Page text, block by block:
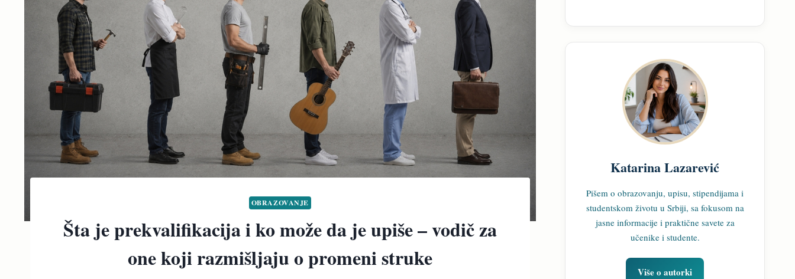
OBRAZOVANJE
Šta je prekvalifikacija i ko može da je upiše – vodič za
one koji razmišljaju o promeni struke
Katarina Lazarević
Pišem o obrazovanju, upisu, stipendijama i
studentskom životu u Srbiji, sa fokusom na
jasne informacije i praktične savete za
učenike i studente.
Više o autorki